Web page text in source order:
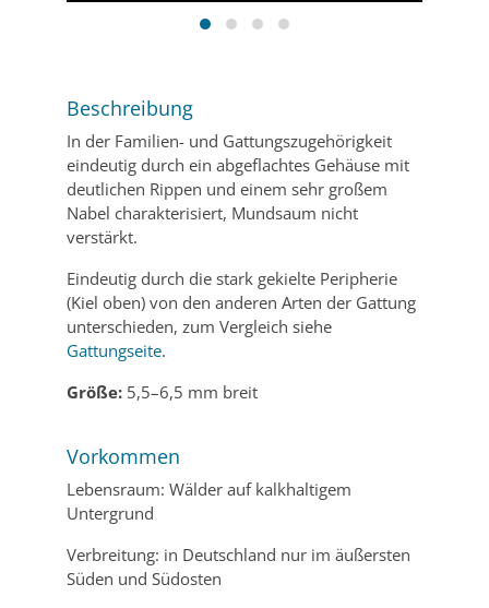
Beschreibung
In der Familien- und Gattungszugehörigkeit
eindeutig durch ein abgeflachtes Gehäuse mit
deutlichen Rippen und einem sehr großem
Nabel charakterisiert, Mundsaum nicht
verstärkt.
Eindeutig durch die stark gekielte Peripherie
(Kiel oben) von den anderen Arten der Gattung
unterschieden, zum Vergleich siehe
Gattungseite.
Größe:5,5–6,5 mm breit
Vorkommen
Lebensraum: Wälder auf kalkhaltigem
Untergrund
Verbreitung: in Deutschland nur im äußersten
Süden und Südosten